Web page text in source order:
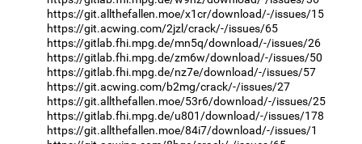
https://git.allthefallen.moe/x1cr/download/-/issues/15
https://git.acwing.com/2jzl/crack/-/issues/65
https://gitlab.fhi.mpg.de/mn5q/download/-/issues/26
https://gitlab.fhi.mpg.de/zm6w/download/-/issues/50
https://gitlab.fhi.mpg.de/nz7e/download/-/issues/57
https://git.acwing.com/b2mg/crack/-/issues/27
https://git.allthefallen.moe/53r6/download/-/issues/25
https://gitlab.fhi.mpg.de/u801/download/-/issues/178
https://git.allthefallen.moe/84i7/download/-/issues/1